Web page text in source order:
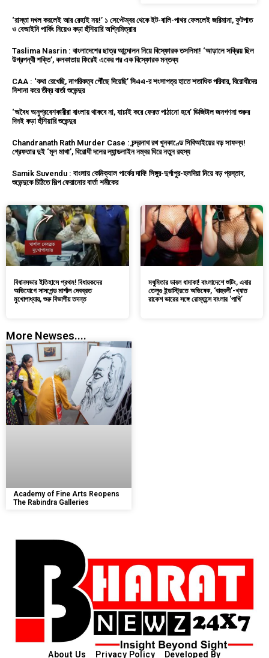
‘রাস্তা দখল করলেই আর রেহাই নয়!’ ১ সেপ্টেম্বর থেকে ইট-বালি-পাথর ফেললেই জরিমানা, ফুটপাত
ও বেআইনি পার্কিং নিয়েও কড়া হুঁশিয়ারি অগ্নিমিত্রার
Taslima Nasrin : বাংলাদেশের ছাত্র আন্দোলন নিয়ে বিস্ফোরক তসলিমা! ‘আড়ালে সক্রিয় ছিল
উগ্রপন্থী শক্তি’, কলকাতায় ফিরেই একের পর এক বিস্ফোরক মন্তব্য
CAA : ‘কথা রেখেছি, নাগরিকত্ব পৌঁছে দিয়েছি’ সিএএ-র শংসাপত্র হাতে শতাধিক পরিবার, বিরোধীদের
নিশানা করে তীব্র বার্তা শুভেন্দুর
‘অবৈধ অনুপ্রবেশকারীরা বাংলায় থাকবে না, যাচাই করে ফেরত পাঠানো হবে’ ডিজিটাল জনগণনা শুরুর
দিনই কড়া হুঁশিয়ারি শুভেন্দুর
Chandranath Rath Murder Case : চন্দ্রনাথ রথ খুনকাণ্ডে সিবিআইয়ের বড় সাফল্য!
গ্রেফতার দুই ‘মূল মাথা’, বিরোধী দলের ল্যান্ডলাইন নম্বর ঘিরে নতুন রহস্য
Samik Suvendu : বাংলায় কেমিক্যাল পার্কের দাবি! সিঙ্গুর-দুর্গাপুর-হলদিয়া নিয়ে বড় প্রস্তাব,
শুভেন্দুকে চিঠিতে শিল্প ফেরানোর বার্তা শমীকের
বিধানসভার ইতিহাসে প্রথম! বিধায়কদের
অভিযোগে সাসপেন্ড মার্শাল দেবব্রত
মুখোপাধ্যায়, শুরু বিভাগীয় তদন্ত
মধুমিতার ডাবল ধামাকা! বাংলাদেশে শুটিং, এবার
তেলুগু ইন্ডাস্ট্রিতে অভিষেক, ‘বাহুবলী’-খ্যাত
রাকেশ ভারের সঙ্গে রোম্যান্সে বাংলার ‘পাখি’
More Newses....
Academy of Fine Arts Reopens
The Rabindra Galleries
About Us Privacy Policy Developed By